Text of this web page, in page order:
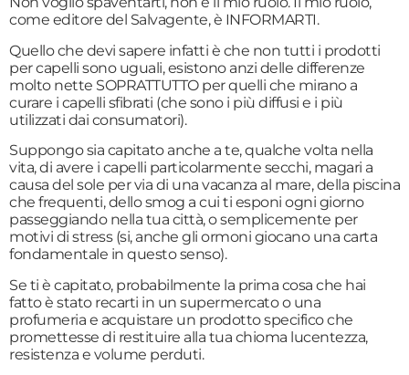
come editore del Salvagente, è INFORMARTI.
Quello che devi sapere infatti è che non tutti i prodotti
per capelli sono uguali, esistono anzi delle differenze
molto nette SOPRATTUTTO per quelli che mirano a
curare i capelli sfibrati (che sono i più diffusi e i più
utilizzati dai consumatori).
Suppongo sia capitato anche a te, qualche volta nella
vita, di avere i capelli particolarmente secchi, magari a
causa del sole per via di una vacanza al mare, della piscina
che frequenti, dello smog a cui ti esponi ogni giorno
passeggiando nella tua città, o semplicemente per
motivi di stress (si, anche gli ormoni giocano una carta
fondamentale in questo senso).
Se ti è capitato, probabilmente la prima cosa che hai
fatto è stato recarti in un supermercato o una
profumeria e acquistare un prodotto specifico che
promettesse di restituire alla tua chioma lucentezza,
resistenza e volume perduti.